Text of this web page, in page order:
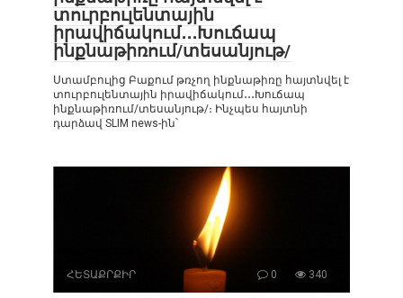
տուրբուլենտային
իրավիճակում․․․Խուճապ
ինքնաթիռում/տեսանյութ/
Ստամբուլից Բաքում թռչող ինքնաթիռը հայտնվել է
տուրբուլենտային իրավիճակում․․․Խուճապ
ինքնաթիռում/տեսանյութ/։ Ինչպես հայտնի
դարձավ SLIM news-ին՝
ՀԵՏԱՔՐՔԻՐ 0 340